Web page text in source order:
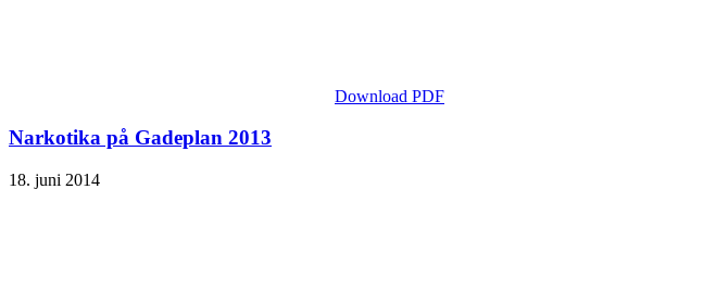
Download PDF
Narkotika på Gadeplan 2013
18. juni 2014